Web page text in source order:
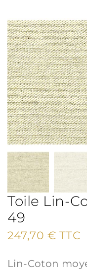
Toile Lin-
49
247,70 € TTC
Lin-Coton